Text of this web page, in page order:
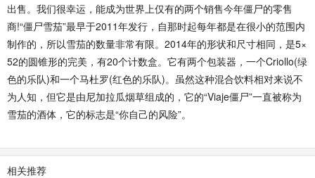
出售。我们很幸运，能成为世界上仅有的两个销售今年僵尸的零售
商!“僵尸雪茄”最早于2011年发行，自那时起每年都是在很小的范围内
制作的，所以雪茄的数量非常有限。2014年的形状和尺寸相同，是5×
52的圆锥形的完美，有20个计数盒。它有两个包装器，一个Criollo(绿
色的乐队)和一个马杜罗(红色的乐队)。虽然这种混合饮料相对来说不
为人知，但它是由尼加拉瓜烟草组成的，它的“Viaje僵尸”一直被称为
雪茄的酒体，它的标志是“你自己的风险”。
相关推荐